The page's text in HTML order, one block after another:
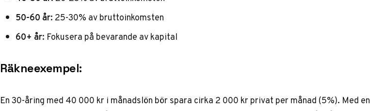
50-60 år: 25-30% av bruttoinkomsten
60+ år: Fokusera på bevarande av kapital
Räkneexempel:
En 30-åring med 40 000 kr i månadslön bör spara cirka 2 000 kr privat per månad (5%). Med en